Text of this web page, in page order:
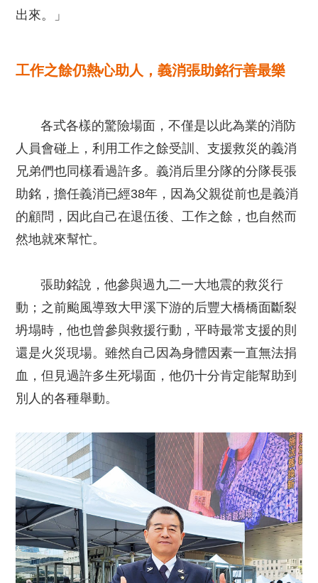
出來。」
工作之餘仍熱心助人，義消張助銘行善最樂
各式各樣的驚險場面，不僅是以此為業的消防
人員會碰上，利用工作之餘受訓、支援救災的義消
兄弟們也同樣看過許多。義消后里分隊的分隊長張
助銘，擔任義消已經38年，因為父親從前也是義消
的顧問，因此自己在退伍後、工作之餘，也自然而
然地就來幫忙。
張助銘說，他參與過九二一大地震的救災行
動；之前颱風導致大甲溪下游的后豐大橋橋面斷裂
坍塌時，他也曾參與救援行動，平時最常支援的則
還是火災現場。雖然自己因為身體因素一直無法捐
血，但見過許多生死場面，他仍十分肯定能幫助到
別人的各種舉動。